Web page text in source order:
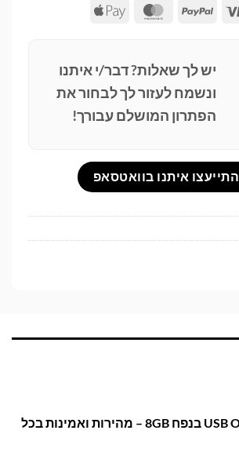
Visa
PayPal
MasterCard
Apple
יש לך שאלות? דבר/י איתנו
ונשמח לעזור לך לבחור את
הפתרון המושלם עבורך!
התייעצו איתנו בוואטסאפ
כונן נייד USB OCZ Rally2 בנפח 8GB – מהירות ואמינות בכל